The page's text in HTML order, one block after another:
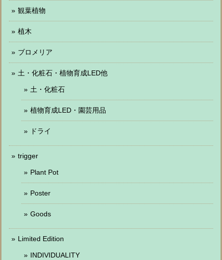
観葉植物
植木
ブロメリア
土・化粧石・植物育成LED他
土・化粧石
植物育成LED・園芸用品
ドライ
trigger
Plant Pot
Poster
Goods
Limited Edition
INDIVIDUALITY